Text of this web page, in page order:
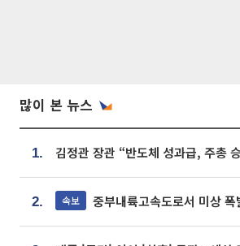
많이 본 뉴스
1.
2. 속보 중부내륙고속도로서 미상 폭